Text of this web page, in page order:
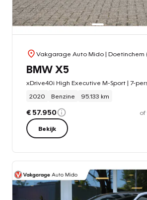
Vakgarage Auto Mido| Doetinchem
BMW X5
2020
Benzine 95.133 km
€ 57.950 of
Bekijk